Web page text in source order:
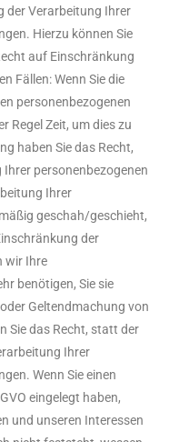
der Verarbeitung Ihrer
Hierzu können Sie
auf Einschränkung
Fällen: Wenn Sie die
personenbezogenen
Regel Zeit, um dies zu
haben Sie das Recht,
personenbezogenen
Ihrer
geschah/geschieht,
der
wir Ihre
benötigen, Sie sie
Geltendmachung von
Sie das Recht, statt der
Ihrer
Wenn Sie einen
eingelegt haben,
und unseren Interessen